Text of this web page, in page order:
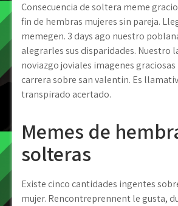
Consecuencia de soltera meme
fin de hembras mujeres sin pareja.
memegen. 3 days ago nuestro
alegrarles sus disparidades. Nuestro
noviazgo joviales imagenes
carrera sobre san valentin. Es
transpirado acertado.
Memes de
solteras
Existe cinco cantidades ingentes
mujer. Rencontreprennent le gusta,